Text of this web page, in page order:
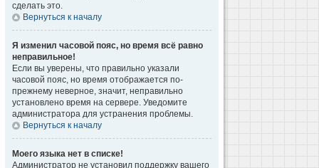
сделать это.
Вернуться к началу
Я изменил часовой пояс, но время всё равно
неправильное!
Если вы уверены, что правильно указали
часовой пояс, но время отображается по-
прежнему неверное, значит, неправильно
установлено время на сервере. Уведомите
администратора для устранения проблемы.
Вернуться к началу
Моего языка нет в списке!
Администратор не установил поддержку вашего